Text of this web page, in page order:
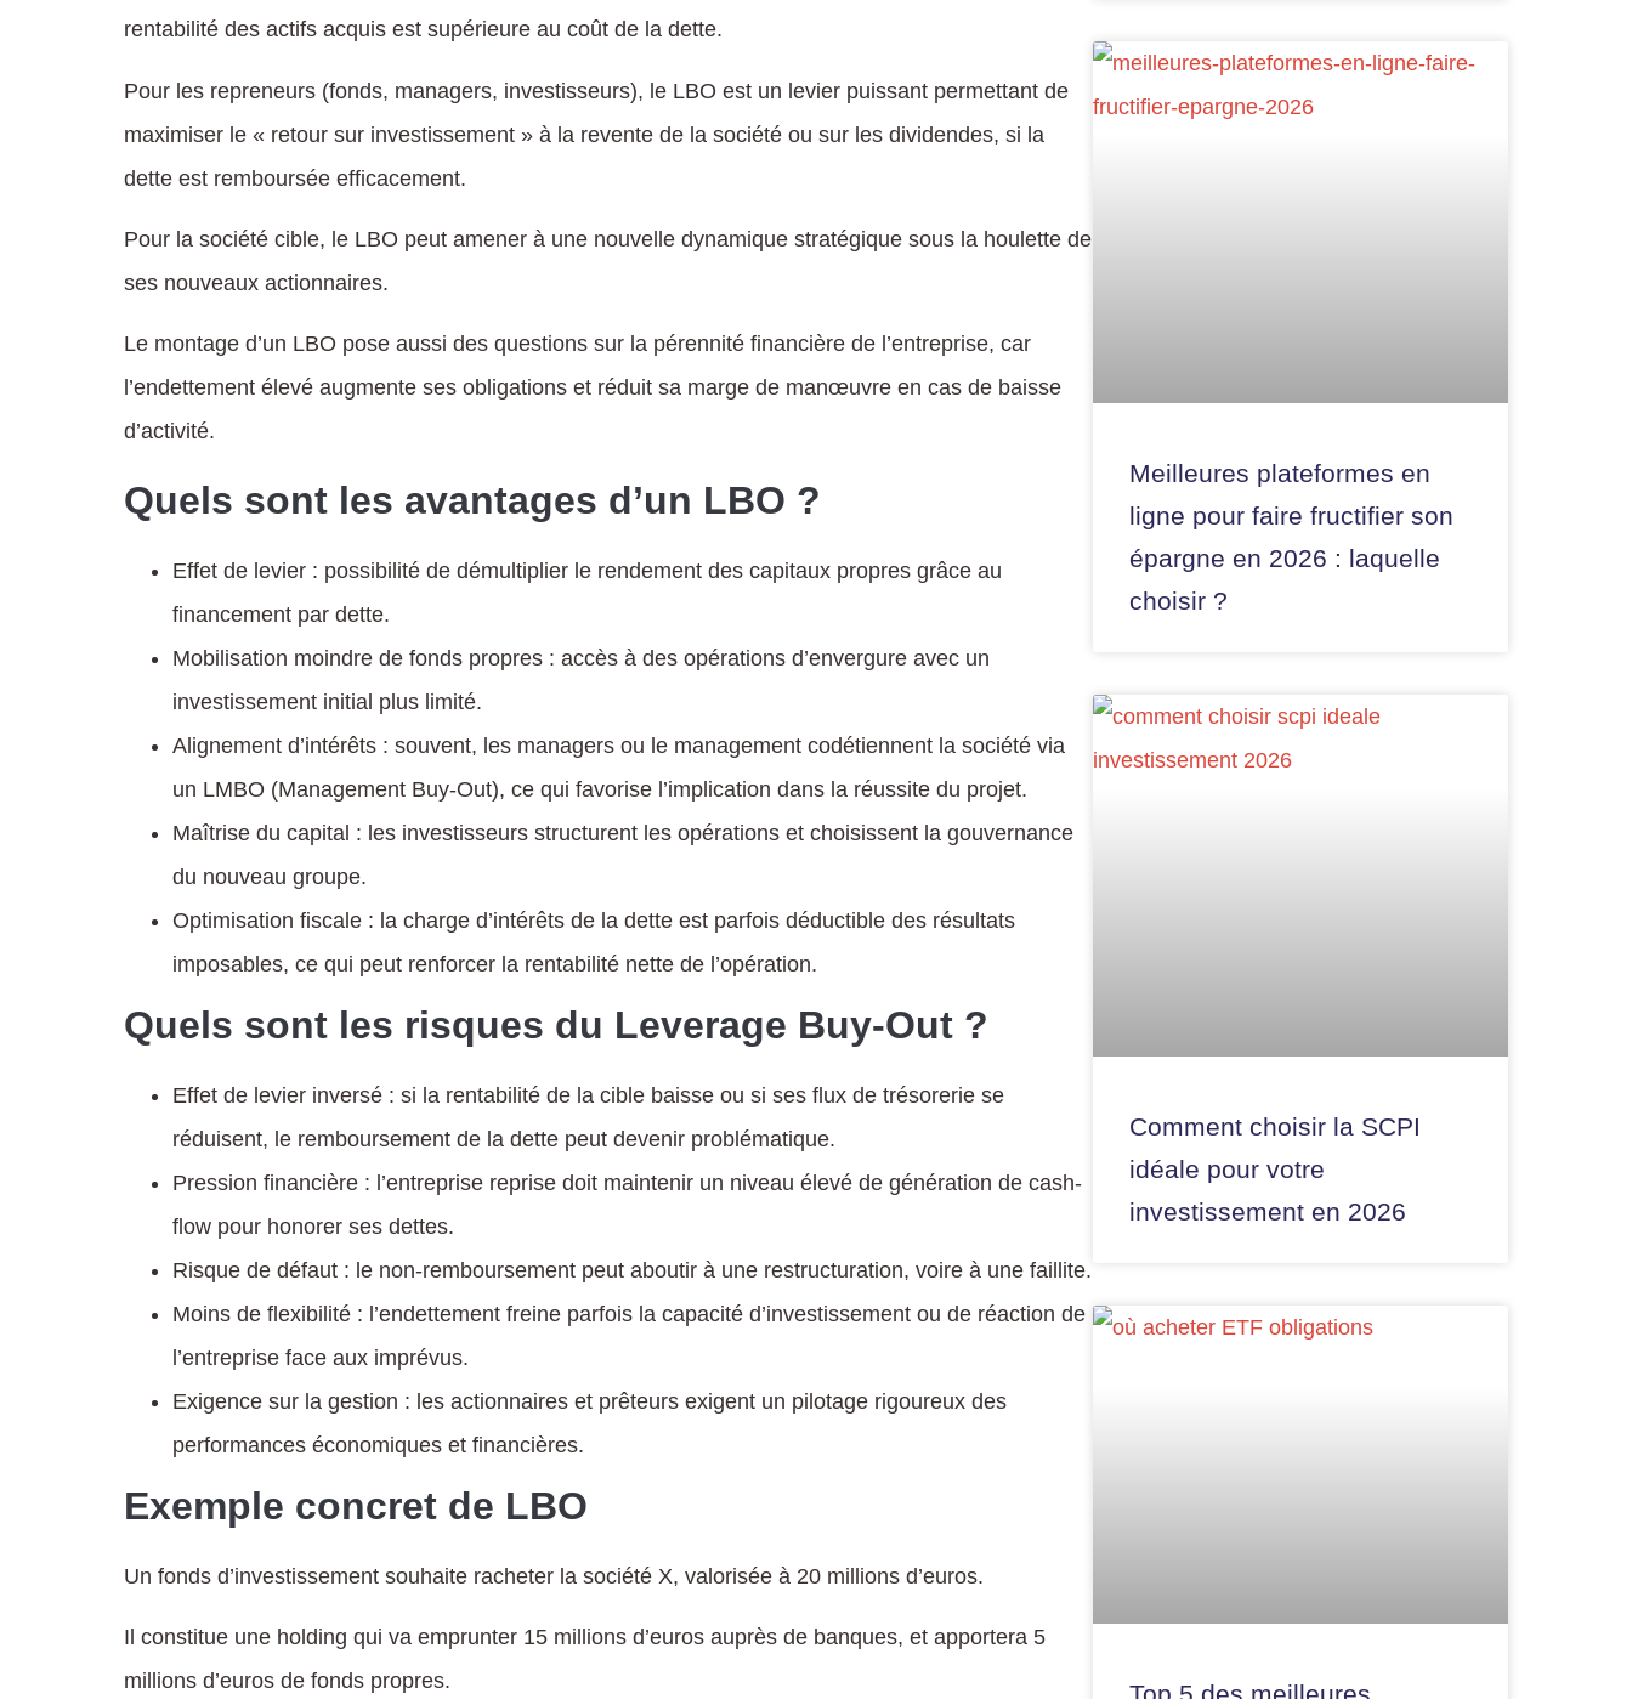
rentabilité des actifs acquis est supérieure au coût de la dette.
Pour les repreneurs (fonds, managers, investisseurs), le LBO est un levier puissant permettant de
maximiser le « retour sur investissement » à la revente de la société ou sur les dividendes, si la
dette est remboursée efficacement.
Pour la société cible, le LBO peut amener à une nouvelle dynamique stratégique sous la houlette de
ses nouveaux actionnaires.
Le montage d’un LBO pose aussi des questions sur la pérennité financière de l’entreprise, car
l’endettement élevé augmente ses obligations et réduit sa marge de manœuvre en cas de baisse
d’activité.
Quels sont les avantages d’un LBO ?
Effet de levier : possibilité de démultiplier le rendement des capitaux propres grâce au
financement par dette.
Mobilisation moindre de fonds propres : accès à des opérations d’envergure avec un
investissement initial plus limité.
Alignement d’intérêts : souvent, les managers ou le management codétiennent la société via
un LMBO (Management Buy-Out), ce qui favorise l’implication dans la réussite du projet.
Maîtrise du capital : les investisseurs structurent les opérations et choisissent la gouvernance
du nouveau groupe.
Optimisation fiscale : la charge d’intérêts de la dette est parfois déductible des résultats
imposables, ce qui peut renforcer la rentabilité nette de l’opération.
Quels sont les risques du Leverage Buy-Out ?
Effet de levier inversé : si la rentabilité de la cible baisse ou si ses flux de trésorerie se
réduisent, le remboursement de la dette peut devenir problématique.
Pression financière : l’entreprise reprise doit maintenir un niveau élevé de génération de cash-
flow pour honorer ses dettes.
Risque de défaut : le non-remboursement peut aboutir à une restructuration, voire à une faillite.
Moins de flexibilité : l’endettement freine parfois la capacité d’investissement ou de réaction de
l’entreprise face aux imprévus.
Exigence sur la gestion : les actionnaires et prêteurs exigent un pilotage rigoureux des
performances économiques et financières.
Exemple concret de LBO
Un fonds d’investissement souhaite racheter la société X, valorisée à 20 millions d’euros.
Il constitue une holding qui va emprunter 15 millions d’euros auprès de banques, et apportera 5
millions d’euros de fonds propres.
Meilleures plateformes en
ligne pour faire fructifier son
épargne en 2026 : laquelle
choisir ?
Comment choisir la SCPI
idéale pour votre
investissement en 2026
Top 5 des meilleures